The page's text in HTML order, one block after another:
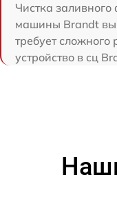
Чистка
машины Brandt
требует
устройство в сц